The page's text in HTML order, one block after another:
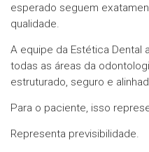
esperado seguem
qualidade.
A equipe da Estética Dental
todas as áreas da
estruturado, seguro e
Para o paciente, isso
Representa previsibilidade.